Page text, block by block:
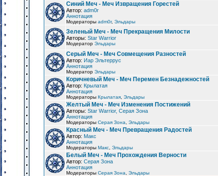
Синий Меч - Меч Извращения Горестей
Автор: adm0r
Аннотация
Модераторы adm0r, Эльдары
Зеленый Меч - Меч Прекращения Милости
Авторы: Star Warrior
Модератор Эльдары
Серый Меч - Меч Совмещения Разностей
Автор: Иар Эльтеррус
Аннотация
Модератор Эльдары
Коричневый Меч - Меч Перемен Безнадежностей
Автор: Крылатая
Аннотация
Модераторы Крылатая Эльдары
Желтый Меч - Меч Изменения Постижений
Авторы: Star Warrior, Серая Зона
Аннотация
Модераторы Серая Зона Эльдары
Красный Меч - Меч Превращения Радостей
Автор: Макс
Аннотация
Модераторы Макс Эльдары
Белый Меч - Меч Прохождения Верности
Автор: Серая Зона
Аннотация
Модераторы Серая Зона
Эльдары